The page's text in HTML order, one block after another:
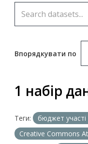
Впорядкувати по
1 набір
Теги: бюджет участі
Creative Commons